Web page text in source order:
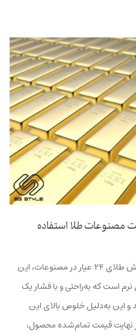
ساخت مصنوعات طلا استفاده
مهم‌ترین علت استفاده نکردن از شمش طلای ۲۴ عیار در مصنوعات، این
است که به‌راحتی و با فشار یک
این به‌دلیل خلوص بالای این
نهایت قیمت تمام‌شده محصول،